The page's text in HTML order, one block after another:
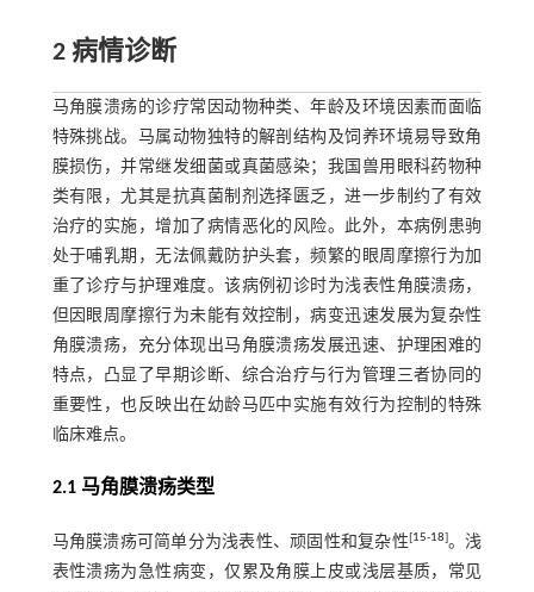
2 病情诊断
马角膜溃疡的诊疗常因动物种类、年龄及环境因素而面临
特殊挑战。马属动物独特的解剖结构及饲养环境易导致角
膜损伤，并常继发细菌或真菌感染；我国兽用眼科药物种
类有限，尤其是抗真菌制剂选择匮乏，进一步制约了有效
治疗的实施，增加了病情恶化的风险。此外，本病例患驹
处于哺乳期，无法佩戴防护头套，频繁的眼周摩擦行为加
重了诊疗与护理难度。该病例初诊时为浅表性角膜溃疡，
但因眼周摩擦行为未能有效控制，病变迅速发展为复杂性
角膜溃疡，充分体现出马角膜溃疡发展迅速、护理困难的
特点，凸显了早期诊断、综合治疗与行为管理三者协同的
重要性，也反映出在幼龄马匹中实施有效行为控制的特殊
临床难点。
2.1 马角膜溃疡类型
马角膜溃疡可简单分为浅表性、顽固性和复杂性[15-18]。浅
表性溃疡为急性病变，仅累及角膜上皮或浅层基质，常见